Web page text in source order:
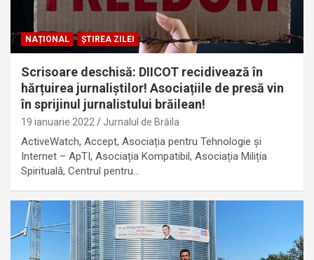
NAȚIONAL ȘTIREA ZILEI
Scrisoare deschisă: DIICOT recidivează în
hărțuirea jurnaliștilor! Asociațiile de presă vin
în sprijinul jurnalistului brăilean!
19 ianuarie 2022 Jurnalul de Brăila
ActiveWatch, Accept, Asociația pentru Tehnologie și
Internet – ApTI, Asociația Kompatibil, Asociația Miliția
Spirituală, Centrul pentru…